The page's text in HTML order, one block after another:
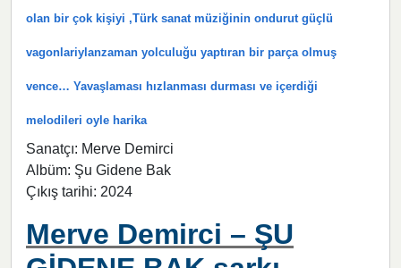
olan bir çok kişiyi ,Türk sanat müziğinin ondurut güçlü
vagonlariylanzaman yolculuğu yaptıran bir parça olmuş
vence… Yavaşlaması hızlanması durması ve içerdiği
melodileri oyle harika
Sanatçı: Merve Demirci
Albüm: Şu Gidene Bak
Çıkış tarihi: 2024
Merve Demirci – ŞU